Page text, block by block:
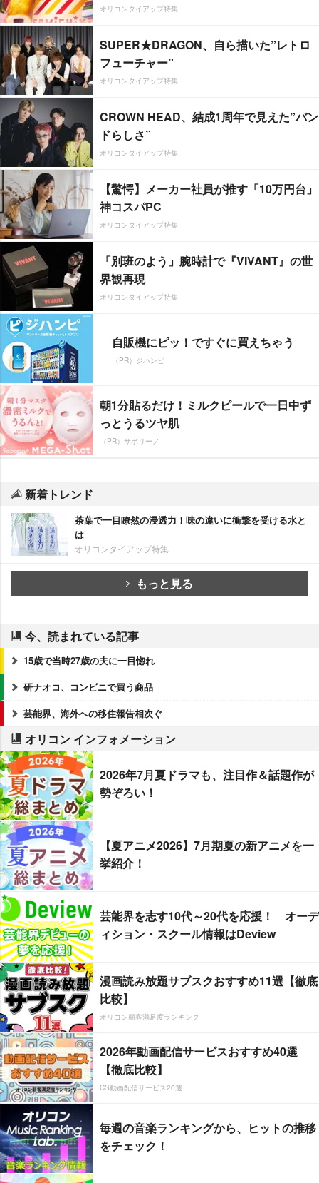
オリコンタイアップ特集
SUPER★DRAGON、自ら描いた”レトロ
フューチャー”
オリコンタイアップ特集
CROWN HEAD、結成1周年で見えた”バン
ドらしさ”
オリコンタイアップ特集
【驚愕】メーカー社員が推す「10万円台」
神コスパPC
オリコンタイアップ特集
「別班のよう」腕時計で『VIVANT』の世
界観再現
オリコンタイアップ特集
自販機にピッ！ですぐに買えちゃう
（PR）ジハンピ
朝1分貼るだけ！ミルクピールで一日中ず
っとうるツヤ肌
（PR）サボリーノ
新着トレンド
茶葉で一目瞭然の浸透力！味の違いに衝撃を受ける水と
は
オリコンタイアップ特集
もっと見る
今、読まれている記事
15歳で当時27歳の夫に一目惚れ
研ナオコ、コンビニで買う商品
芸能界、海外への移住報告相次ぐ
オリコン インフォメーション
2026年7月夏ドラマも、注目作＆話題作が
勢ぞろい！
【夏アニメ2026】7月期夏の新アニメを一
挙紹介！
芸能界を志す10代～20代を応援！ オーデ
ィション・スクール情報はDeview
漫画読み放題サブスクおすすめ11選【徹底
比較】
オリコン顧客満足度ランキング
2026年動画配信サービスおすすめ40選
【徹底比較】
CS動画配信サービス20選
毎週の音楽ランキングから、ヒットの推移
をチェック！